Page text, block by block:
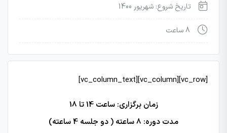
تاریخ شروع: شهریور 1400
8 ساعت
[vc_row][vc_column][vc_column_text]
زمان برگزاری: ساعت 14 تا 18
مدت دوره: 8 ساعته ( دو جلسه 4 ساعته)